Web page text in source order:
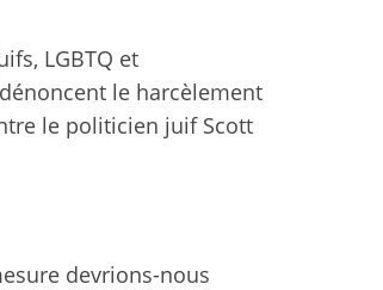
LGBTQ et
le harcèlement
le politicien juif Scott
devrions-nous